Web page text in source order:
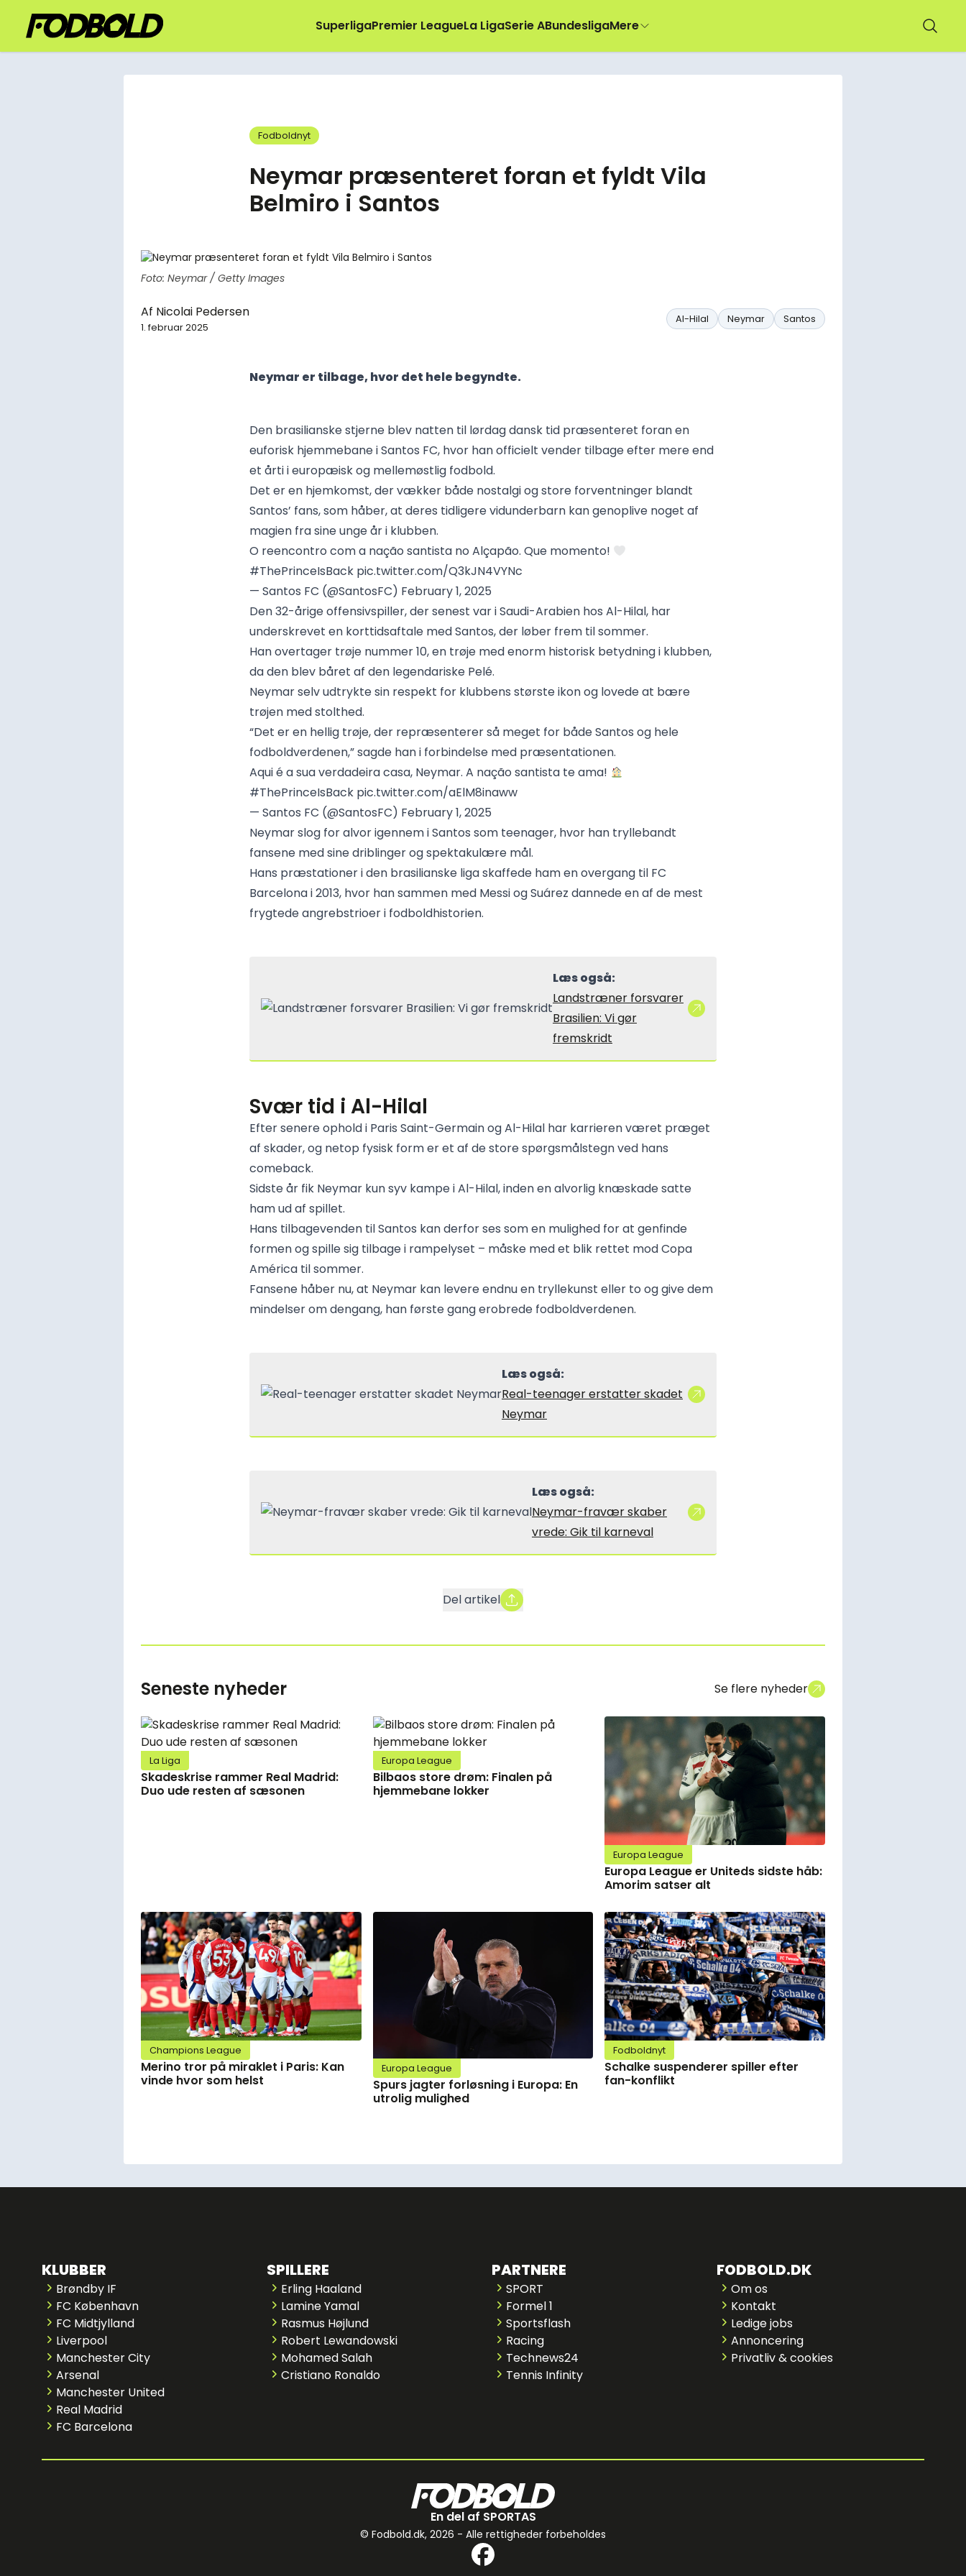
SuperligaPremier LeagueLa LigaSerie ABundesligaMere
Fodboldnyt
Neymar præsenteret foran et fyldt Vila
Belmiro i Santos
Foto: Neymar / Getty Images
Af Nicolai Pedersen
1. februar 2025
Al-Hilal Neymar Santos
Neymar er tilbage, hvor det hele begyndte.
Den brasilianske stjerne blev natten til lørdag dansk tid præsenteret foran en
euforisk hjemmebane i Santos FC, hvor han officielt vender tilbage efter mere end
et årti i europæisk og mellemøstlig fodbold.
Det er en hjemkomst, der vækker både nostalgi og store forventninger blandt
Santos’ fans, som håber, at deres tidligere vidunderbarn kan genoplive noget af
magien fra sine unge år i klubben.
O reencontro com a nação santista no Alçapão. Que momento!
#ThePrinceIsBack pic.twitter.com/Q3kJN4VYNc
— Santos FC (@SantosFC) February 1, 2025
Den 32-årige offensivspiller, der senest var i Saudi-Arabien hos Al-Hilal, har
underskrevet en korttidsaftale med Santos, der løber frem til sommer.
Han overtager trøje nummer 10, en trøje med enorm historisk betydning i klubben,
da den blev båret af den legendariske Pelé.
Neymar selv udtrykte sin respekt for klubbens største ikon og lovede at bære
trøjen med stolthed.
“Det er en hellig trøje, der repræsenterer så meget for både Santos og hele
fodboldverdenen,” sagde han i forbindelse med præsentationen.
Aqui é a sua verdadeira casa, Neymar. A nação santista te ama!
#ThePrinceIsBack pic.twitter.com/aElM8inaww
— Santos FC (@SantosFC) February 1, 2025
Neymar slog for alvor igennem i Santos som teenager, hvor han tryllebandt
fansene med sine driblinger og spektakulære mål.
Hans præstationer i den brasilianske liga skaffede ham en overgang til FC
Barcelona i 2013, hvor han sammen med Messi og Suárez dannede en af de mest
frygtede angrebstrioer i fodboldhistorien.
Læs også:
Landstræner forsvarer
Brasilien: Vi gør
fremskridt
Svær tid i Al-Hilal
Efter senere ophold i Paris Saint-Germain og Al-Hilal har karrieren været præget
af skader, og netop fysisk form er et af de store spørgsmålstegn ved hans
comeback.
Sidste år fik Neymar kun syv kampe i Al-Hilal, inden en alvorlig knæskade satte
ham ud af spillet.
Hans tilbagevenden til Santos kan derfor ses som en mulighed for at genfinde
formen og spille sig tilbage i rampelyset – måske med et blik rettet mod Copa
América til sommer.
Fansene håber nu, at Neymar kan levere endnu en tryllekunst eller to og give dem
mindelser om dengang, han første gang erobrede fodboldverdenen.
Læs også:
Real-teenager erstatter skadet
Neymar
Læs også:
Neymar-fravær skaber
vrede: Gik til karneval
Del artikel
Seneste nyheder Se flere nyheder
La Liga
Skadeskrise rammer Real Madrid:
Duo ude resten af sæsonen
Europa League
Bilbaos store drøm: Finalen på
hjemmebane lokker
Europa League
Europa League er Uniteds sidste håb:
Amorim satser alt
Champions League
Merino tror på miraklet i Paris: Kan
vinde hvor som helst
Europa League
Spurs jagter forløsning i Europa: En
utrolig mulighed
Fodboldnyt
Schalke suspenderer spiller efter
fan-konflikt
KLUBBER
Brøndby IF
FC København
FC Midtjylland
Liverpool
Manchester City
Arsenal
Manchester United
Real Madrid
FC Barcelona
SPILLERE
Erling Haaland
Lamine Yamal
Rasmus Højlund
Robert Lewandowski
Mohamed Salah
Cristiano Ronaldo
PARTNERE
SPORT
Formel 1
Sportsflash
Racing
Technews24
Tennis Infinity
FODBOLD.DK
Om os
Kontakt
Ledige jobs
Annoncering
Privatliv & cookies
En del af SPORTAS
© Fodbold.dk, 2026 - Alle rettigheder forbeholdes